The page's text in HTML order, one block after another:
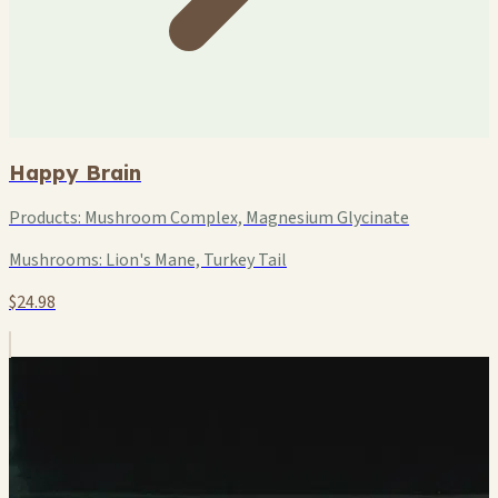
Happy Brain
Products: Mushroom Complex, Magnesium Glycinate
Mushrooms: Lion's Mane, Turkey Tail
$24.98